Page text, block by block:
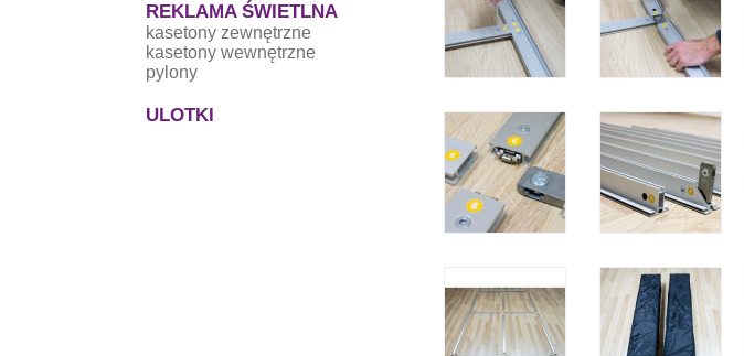
REKLAMA ŚWIETLNA
kasetony zewnętrzne
kasetony wewnętrzne
pylony
ULOTKI